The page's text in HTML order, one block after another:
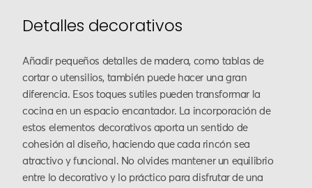
Detalles decorativos
Añadir pequeños detalles de madera, como tablas de
cortar o utensilios, también puede hacer una gran
diferencia. Esos toques sutiles pueden transformar la
cocina en un espacio encantador. La incorporación de
estos elementos decorativos aporta un sentido de
cohesión al diseño, haciendo que cada rincón sea
atractivo y funcional. No olvides mantener un equilibrio
entre lo decorativo y lo práctico para disfrutar de una